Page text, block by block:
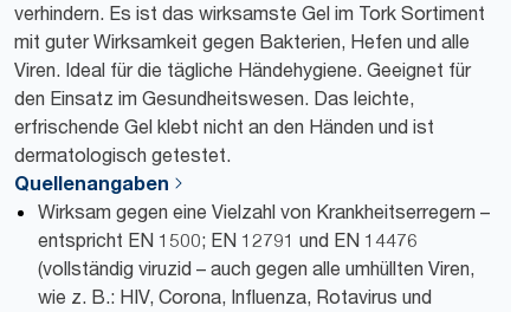
verhindern. Es ist das wirksamste Gel im Tork Sortiment
mit guter Wirksamkeit gegen Bakterien, Hefen und alle
Viren. Ideal für die tägliche Händehygiene. Geeignet für
den Einsatz im Gesundheitswesen. Das leichte,
erfrischende Gel klebt nicht an den Händen und ist
dermatologisch getestet.
Quellenangaben
Wirksam gegen eine Vielzahl von Krankheitserregern –
entspricht EN 1500; EN 12791 und EN 14476
(vollständig viruzid – auch gegen alle umhüllten Viren,
wie z. B.: HIV, Corona, Influenza, Rotavirus und